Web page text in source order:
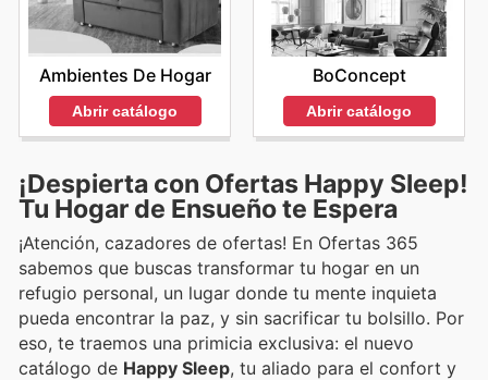
Ambientes De Hogar
Abrir catálogo
BoConcept
Abrir catálogo
¡Despierta con Ofertas Happy Sleep!
Tu Hogar de Ensueño te Espera
¡Atención, cazadores de ofertas! En Ofertas 365
sabemos que buscas transformar tu hogar en un
refugio personal, un lugar donde tu mente inquieta
pueda encontrar la paz, y sin sacrificar tu bolsillo. Por
eso, te traemos una primicia exclusiva: el nuevo
catálogo de Happy Sleep, tu aliado para el confort y